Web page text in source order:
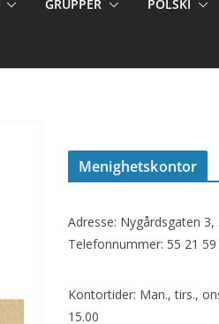
GRUPPER POLSKI
Menighetskontor
Adresse: Nygårdsgaten 3,
Telefonnummer: 55 21 59
Kontortider: Man., tirs.,
15.00